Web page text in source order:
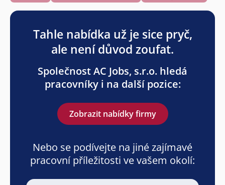
Tahle nabídka už je sice pryč,
ale není důvod zoufat.
Společnost AC Jobs, s.r.o. hledá
pracovníky i na další pozice:
Zobrazit nabídky firmy
Nebo se podívejte na jiné zajímavé
pracovní příležitosti ve vašem okolí: